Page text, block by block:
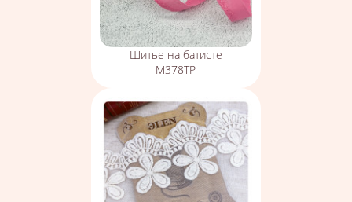
Шитье на батисте
М378ТР